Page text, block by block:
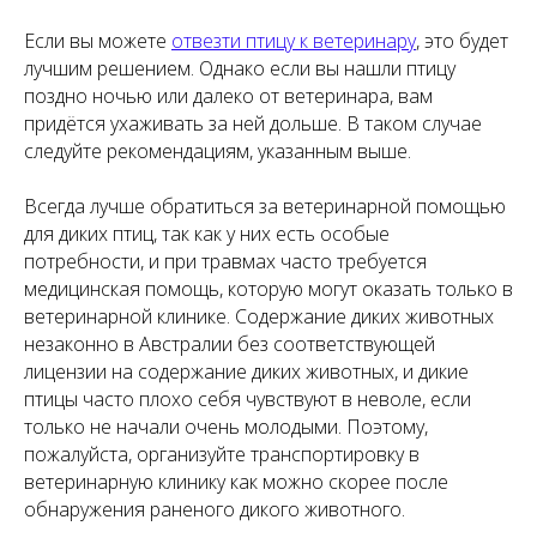
Если вы можете отвезти птицу к ветеринару, это будет
лучшим решением. Однако если вы нашли птицу
поздно ночью или далеко от ветеринара, вам
придётся ухаживать за ней дольше. В таком случае
следуйте рекомендациям, указанным выше.
Всегда лучше обратиться за ветеринарной помощью
для диких птиц, так как у них есть особые
потребности, и при травмах часто требуется
медицинская помощь, которую могут оказать только в
ветеринарной клинике. Содержание диких животных
незаконно в Австралии без соответствующей
лицензии на содержание диких животных, и дикие
птицы часто плохо себя чувствуют в неволе, если
только не начали очень молодыми. Поэтому,
пожалуйста, организуйте транспортировку в
ветеринарную клинику как можно скорее после
обнаружения раненого дикого животного.